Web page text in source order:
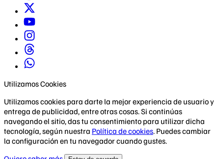
Utilizamos Cookies
Utilizamos cookies para darte la mejor experiencia de usuario y
entrega de publicidad, entre otras cosas. Si continúas
navegando el sitio, das tu consentimiento para utilizar dicha
tecnología, según nuestra Política de cookies. Puedes cambiar
la configuración en tu navegador cuando gustes.